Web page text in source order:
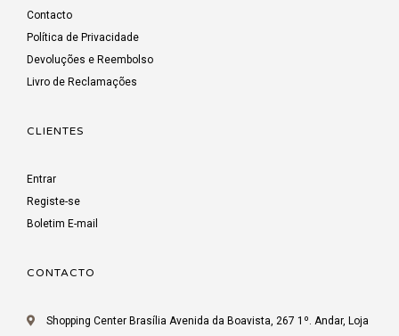
Contacto
Política de Privacidade
Devoluções e Reembolso
Livro de Reclamações
CLIENTES
Entrar
Registe-se
Boletim E-mail
CONTACTO
Shopping Center Brasília Avenida da Boavista, 267 1º. Andar, Loja